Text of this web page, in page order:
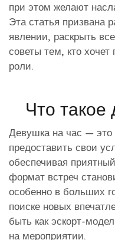
при этом желают
Эта статья призвана
явлении, раскрыть
советы тем, кто хочет
роли.
Что такое
Девушка на час — это
предоставить свои
обеспечивая
формат встреч
особенно в больших
поиске новых
быть как эскорт-
на мероприятии.